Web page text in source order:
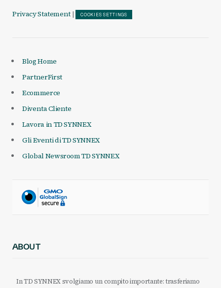
Privacy Statement | COOKIES SETTINGS
Blog Home
PartnerFirst
Ecommerce
Diventa Cliente
Lavora in TD SYNNEX
Gli Eventi di TD SYNNEX
Global Newsroom TD SYNNEX
ABOUT
In TD SYNNEX svolgiamo un compito importante: trasferiamo